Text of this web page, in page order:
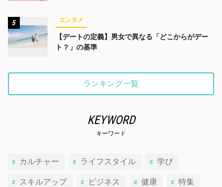
5 エンタメ
【デートの定義】男女で異なる「どこからがデー
ト？」の基準
ランキング一覧
KEYWORD
キーワード
カルチャー ライフスタイル 学び
スキルアップ ビジネス 健康 特集